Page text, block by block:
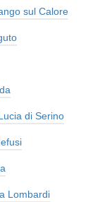
sul Calore
di Serino
Lombardi